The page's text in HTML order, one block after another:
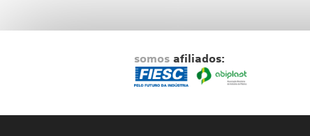
somos afiliados: